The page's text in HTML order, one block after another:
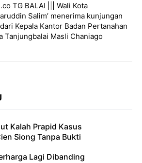
TG BALAI ||| Wali Kota
Salim’ menerima kunjungan
Kepala Kantor Badan Pertanahan
Tanjungbalai Masli Chaniago
Kalah Prapid Kasus
Siong Tanpa Bukti
Lagi Dibanding